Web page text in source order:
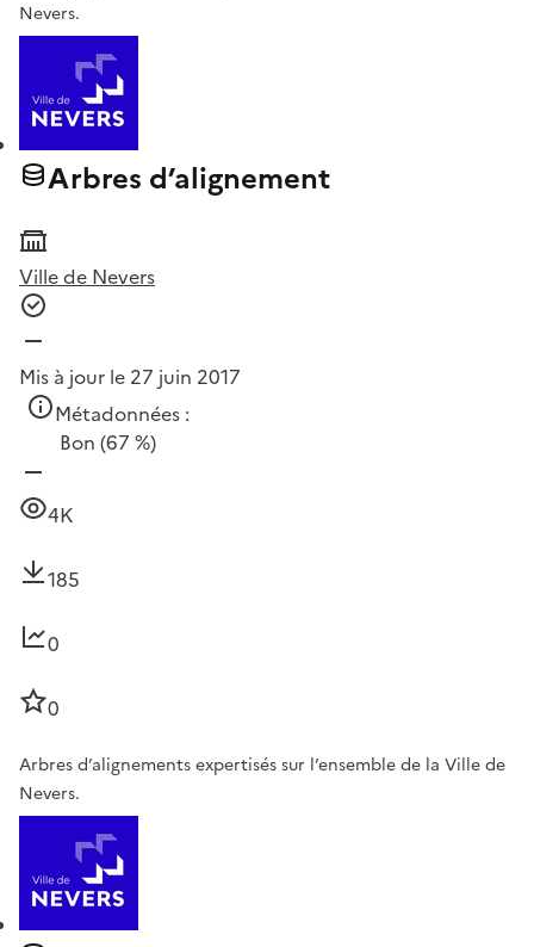
Nevers.
Arbres d’alignement
Ville de Nevers
Mis à jour le 27 juin 2017
Métadonnées :
Bon (67 %)
4K
185
0
0
Arbres d’alignements expertisés sur l’ensemble de la Ville de
Nevers.